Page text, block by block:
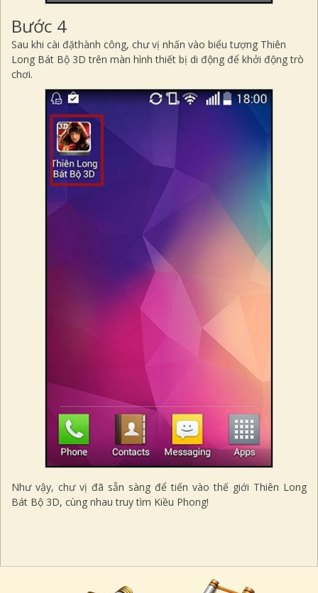
Bước 4
Sau khi cài đặthành công, chư vị nhấn vào biểu tượng Thiên
Long Bát Bộ 3D trên màn hình thiết bị di động để khởi động trò
chơi.
Như vậy, chư vị đã sẵn sàng để tiến vào thế giới Thiên Long
Bát Bộ 3D, cùng nhau truy tìm Kiều Phong!